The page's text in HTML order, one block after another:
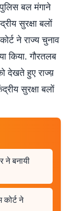
बल मंगाने
सुरक्षा बलों
ने राज्य चुनाव
किया. गौरतलब
देखते हुए राज्य़
सुरक्षा बलों
ने बनायी
कोर्ट ने